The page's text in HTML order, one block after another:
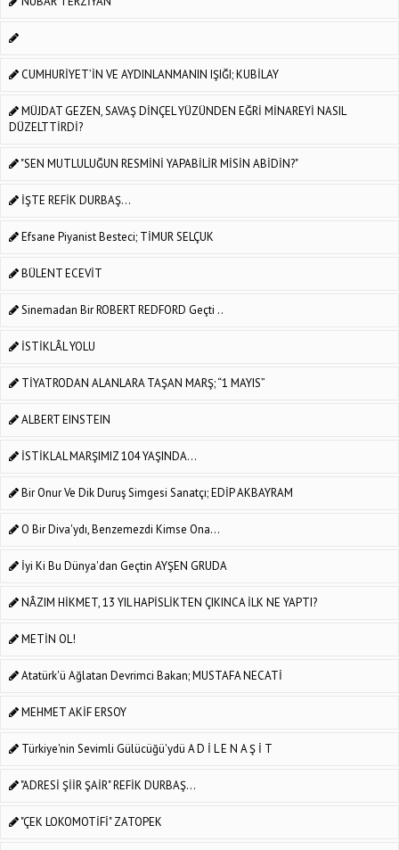
CUMHURİYET’İN VE AYDINLANMANIN IŞIĞI; KUBİLAY
MÜJDAT GEZEN, SAVAŞ DİNÇEL YÜZÜNDEN EĞRİ MİNAREYİ NASIL
DÜZELTTİRDİ?
"SEN MUTLULUĞUN RESMİNİ YAPABİLİR MİSİN ABİDİN?"
İŞTE REFİK DURBAŞ...
Efsane Piyanist Besteci; TİMUR SELÇUK
BÜLENT ECEVİT
Sinemadan Bir ROBERT REDFORD Geçti ..
İSTİKLÂL YOLU
TİYATRODAN ALANLARA TAŞAN MARŞ; “1 MAYIS”
ALBERT EINSTEIN
İSTİKLAL MARŞIMIZ 104 YAŞINDA...
Bir Onur Ve Dik Duruş Simgesi Sanatçı; EDİP AKBAYRAM
O Bir Diva'ydı, Benzemezdi Kimse Ona...
İyi Ki Bu Dünya'dan Geçtin AYŞEN GRUDA
NÂZIM HİKMET, 13 YIL HAPİSLİKTEN ÇIKINCA İLK NE YAPTI?
METİN OL!
Atatürk'ü Ağlatan Devrimci Bakan; MUSTAFA NECATİ
MEHMET AKİF ERSOY
Türkiye'nin Sevimli Gülücüğü'ydü A D İ L E N A Ş İ T
"ADRESİ ŞİİR ŞAİR" REFİK DURBAŞ...
"ÇEK LOKOMOTİFİ" ZATOPEK